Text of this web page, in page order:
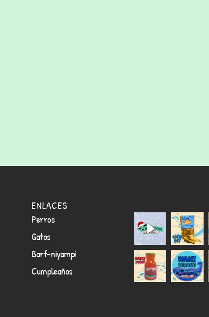
ENLACES
Perros
Gatos
Barf-niyampi
Cumpleaños